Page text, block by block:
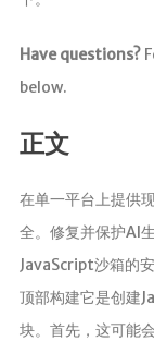
Have questions?
below.
正文
在单一平台上提供
全。修复并保护AI
JavaScript沙箱的
顶部构建它是创建
块。首先，这可能